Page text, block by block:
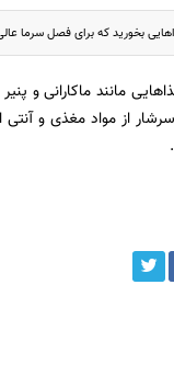
بخورید که برای فصل سرما
مانند ماکارانی و
از مواد مغذی و